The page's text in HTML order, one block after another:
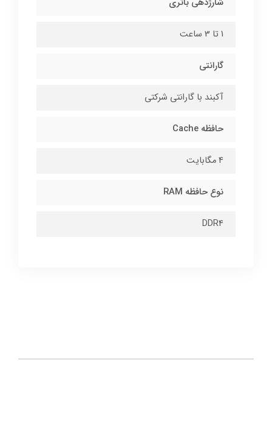
1 تا 3 ساعت
گارانتی
آکبند با گارانتی شرکتی
حافظه Cache
4 مگابایت
نوع حافظه RAM
DDR۴